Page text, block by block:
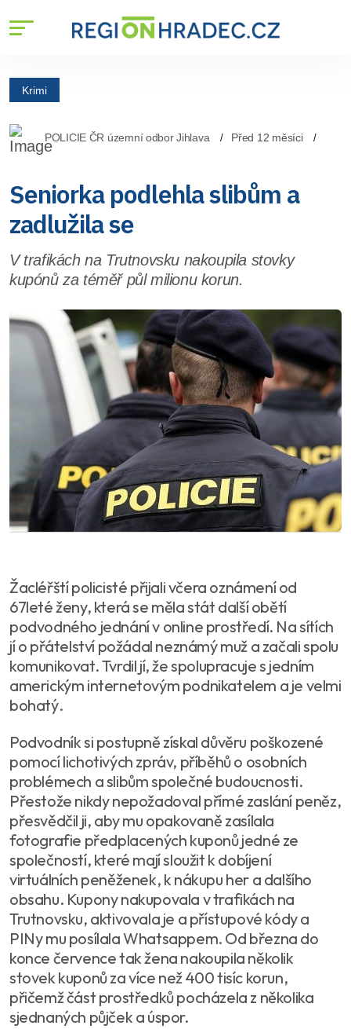
Krimi
POLICIE ČR územní odbor Jihlava Před 12 měsíci
Seniorka podlehla slibům a
zadlužila se
V trafikách na Trutnovsku nakoupila stovky
kupónů za téměř půl milionu korun.
Žacléřští policisté přijali včera oznámení od
67leté ženy, která se měla stát další obětí
podvodného jednání v online prostředí. Na sítích
jí o přátelství požádal neznámý muž a začali spolu
komunikovat. Tvrdil jí, že spolupracuje s jedním
americkým internetovým podnikatelem a je velmi
bohatý.
Podvodník si postupně získal důvěru poškozené
pomocí lichotivých zpráv, příběhů o osobních
problémech a slibům společné budoucnosti.
Přestože nikdy nepožadoval přímé zaslání peněz,
přesvědčil ji, aby mu opakovaně zasílala
fotografie předplacených kuponů jedné ze
společností, které mají sloužit k dobíjení
virtuálních peněženek, k nákupu her a dalšího
obsahu. Kupony nakupovala v trafikách na
Trutnovsku, aktivovala je a přístupové kódy a
PINy mu posílala Whatsappem. Od března do
konce července tak žena nakoupila několik
stovek kuponů za více než 400 tisíc korun,
přičemž část prostředků pocházela z několika
sjednaných půjček a úspor.